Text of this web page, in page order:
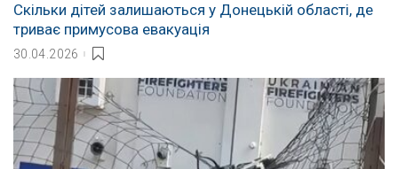
Скільки дітей залишаються у Донецькій області, де
триває примусова евакуація
30.04.2026